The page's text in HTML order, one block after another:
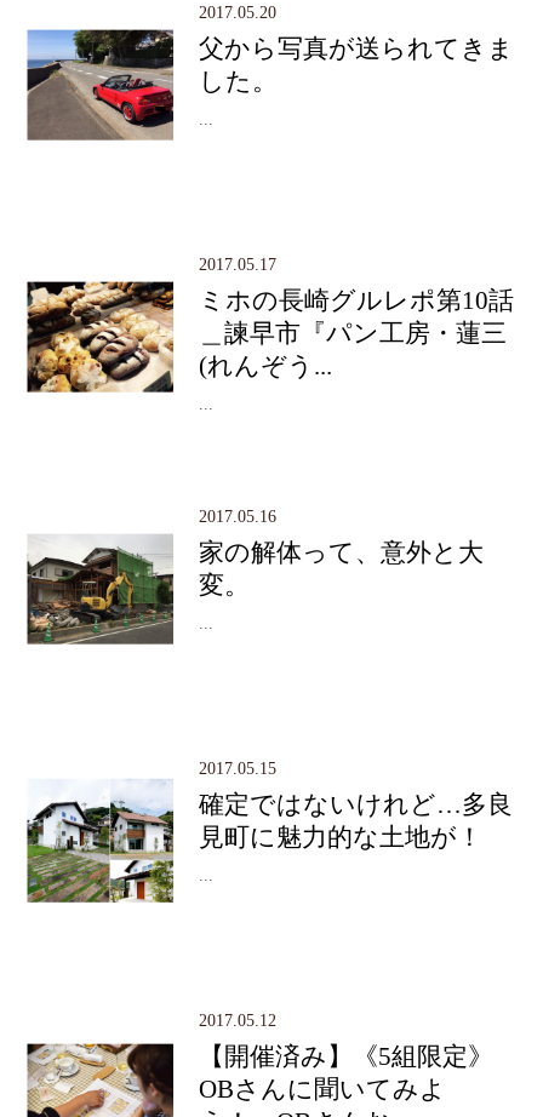
2017.05.20
父から写真が送られてきま
した。
2017.05.17
ミホの長崎グルレポ第10話
＿諫早市『パン工房・蓮三
(れんぞう...
2017.05.16
家の解体って、意外と大
変。
2017.05.15
確定ではないけれど…多良
見町に魅力的な土地が！
2017.05.12
【開催済み】《5組限定》
OBさんに聞いてみよ